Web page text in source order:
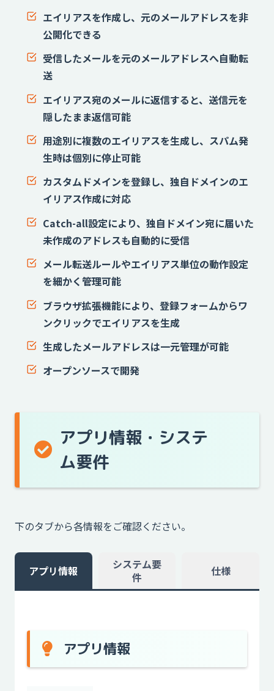
エイリアスを作成し、元のメールアドレスを非
公開化できる
受信したメールを元のメールアドレスへ自動転
送
エイリアス宛のメールに返信すると、送信元を
隠したまま返信可能
用途別に複数のエイリアスを生成し、スパム発
生時は個別に停止可能
カスタムドメインを登録し、独自ドメインのエ
イリアス作成に対応
Catch-all設定により、独自ドメイン宛に届いた
未作成のアドレスも自動的に受信
メール転送ルールやエイリアス単位の動作設定
を細かく管理可能
ブラウザ拡張機能により、登録フォームからワ
ンクリックでエイリアスを生成
生成したメールアドレスは一元管理が可能
オープンソースで開発
アプリ情報・システ
ム要件
下のタブから各情報をご確認ください。
アプリ情報
システム要
件
仕様
アプリ情報